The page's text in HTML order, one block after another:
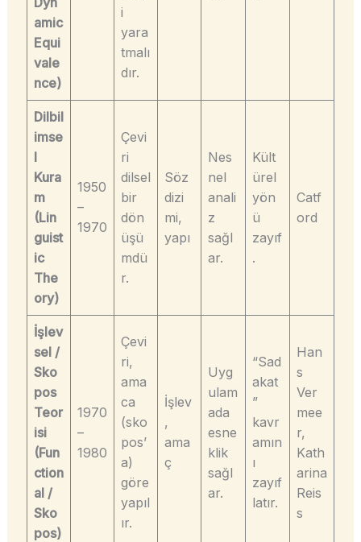
amic
Equi
vale
nce)
i
yara
tmalı
dır.
Dilbil
imse
l
Kura
m
(Lin
guist
ic
The
ory)
1950
–
1970
Çevi
ri
dilsel
bir
dön
üşü
mdü
r.
Söz
dizi
mi,
yapı
Nes
nel
anali
z
sağl
ar.
Kült
ürel
yön
ü
zayıf
.
Catf
ord
İşlev
sel /
Sko
pos
Teor
isi
(Fun
ction
al /
Sko
pos)
1970
–
1980
Çevi
ri,
ama
ca
(sko
pos’
a)
göre
yapıl
ır.
İşlev
,
ama
ç
Uyg
ulam
ada
esne
klik
sağl
ar.
“Sad
akat
”
kavr
amın
ı
zayıf
latır.
Han
s
Ver
mee
r,
Kath
arina
Reis
s